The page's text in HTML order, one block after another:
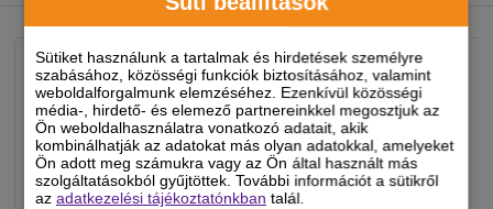
Sütiket használunk a tartalmak és hirdetések személyre
szabásához, közösségi funkciók biztosításához, valamint
weboldalforgalmunk elemzéséhez. Ezenkívül közösségi
média-, hirdető- és elemező partnereinkkel megosztjuk az
Ön weboldalhasználatra vonatkozó adatait, akik
kombinálhatják az adatokat más olyan adatokkal, amelyeket
Ön adott meg számukra vagy az Ön által használt más
szolgáltatásokból gyűjtöttek. További információt a sütikről
azadatkezelési tájékoztatónkban talál.